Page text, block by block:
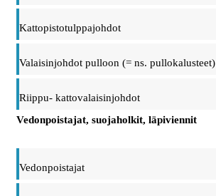
Kattopistotulppajohdot
Valaisinjohdot pulloon (= ns. pullokalusteet)
Riippu- kattovalaisinjohdot
Vedonpoistajat, suojaholkit, läpiviennit
Vedonpoistajat